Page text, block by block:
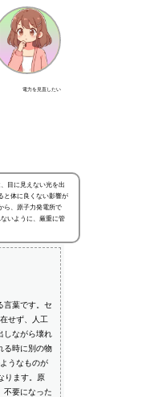
電力を見直したい
目に見えない光を出
と体に良くない影響が
ら、原子力発電所で
いように、厳重に管
言葉です。セ
せず、人工
しながら壊れ
る時に別の物
うなものが
ります。原
不要になった